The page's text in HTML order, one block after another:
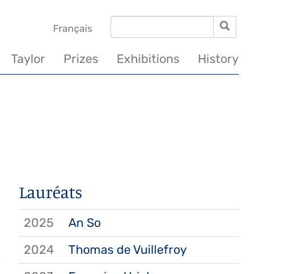
Search
Français
Navigation
principale
Taylor Prizes Exhibitions History
Lauréats
2025
An So
2024
Thomas de Vuillefroy